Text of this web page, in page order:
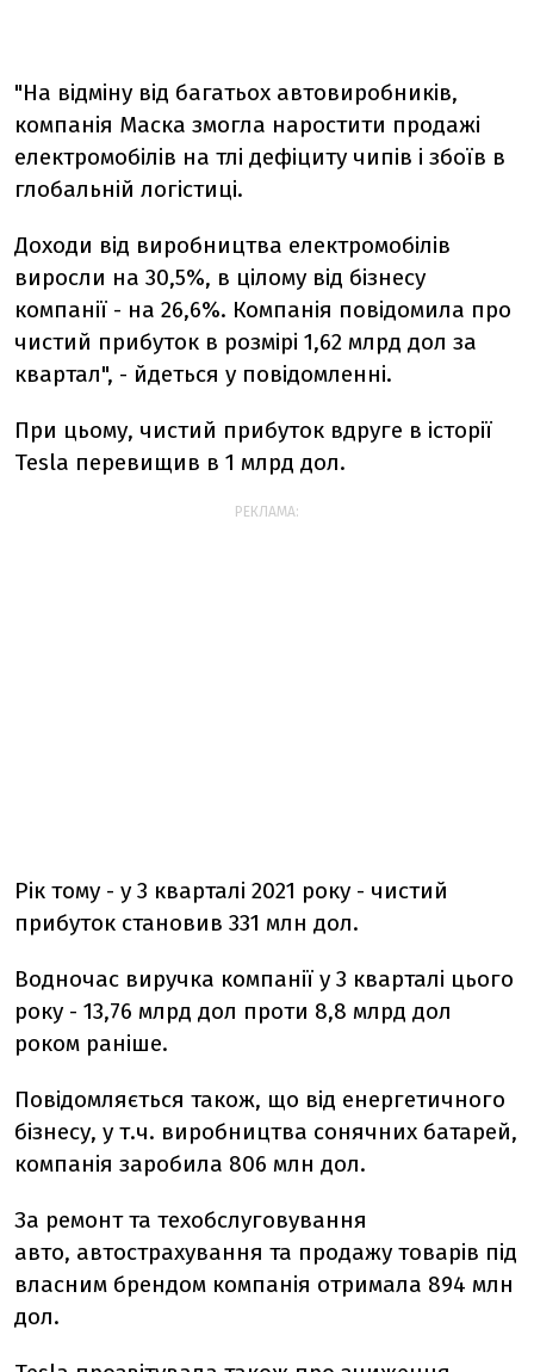
"На відміну від багатьох автовиробників,
компанія Маска змогла наростити продажі
електромобілів на тлі дефіциту чипів і збоїв в
глобальній логістиці.
Доходи від виробництва електромобілів
виросли на 30,5%, в цілому від бізнесу
компанії - на 26,6%. Компанія повідомила про
чистий прибуток в розмірі 1,62 млрд дол за
квартал", - йдеться у повідомленні.
При цьому, чистий прибуток вдруге в історії
Tesla перевищив в 1 млрд дол.
РЕКЛАМА:
Рік тому - у 3 кварталі 2021 року - чистий
прибуток становив 331 млн дол.
Водночас виручка компанії у 3 кварталі цього
року - 13,76 млрд дол проти 8,8 млрд дол
роком раніше.
Повідомляється також, що від енергетичного
бізнесу, у т.ч. виробництва сонячних батарей,
компанія заробила 806 млн дол.
За ремонт та техобслуговування
авто, автострахування та продажу товарів під
власним брендом компанія отримала 894 млн
дол.